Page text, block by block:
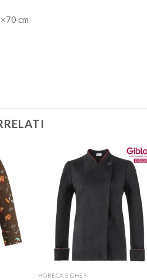
cm
lista
dei
Aggiungi
alla lista
dei
desideri
+
HORECA E CHEF